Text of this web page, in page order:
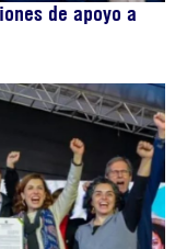
de apoyo a